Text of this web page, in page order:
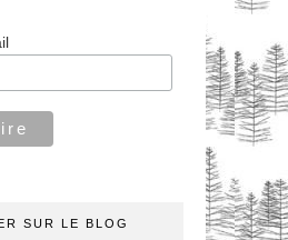
SUR LE BLOG